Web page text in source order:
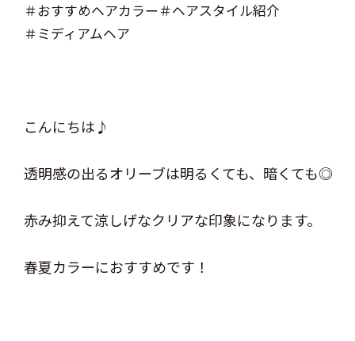
＃おすすめヘアカラー ＃ヘアスタイル紹介
＃ミディアムヘア
こんにちは♪
透明感の出るオリーブは明るくても、暗くても◎
赤み抑えて涼しげなクリアな印象になります。
春夏カラーにおすすめです！